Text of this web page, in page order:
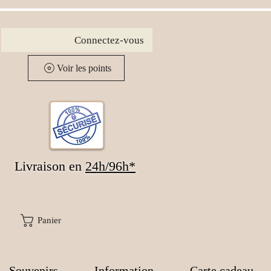
Connectez-vous
Voir les points
Livraison en 24h/96h*
Panier